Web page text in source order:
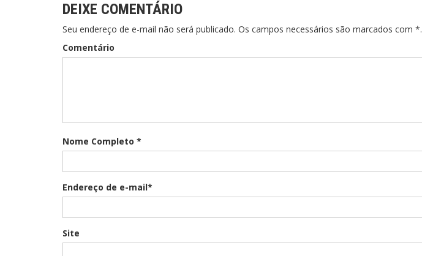
DEIXE COMENTÁRIO
Seu endereço de e-mail não será publicado. Os campos necessários são marcados com *.
Comentário
Nome Completo *
Endereço de e-mail*
Site